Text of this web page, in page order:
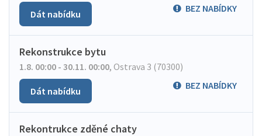
BEZ NABÍDKY
Dát nabídku
Rekonstrukce bytu
1.8. 00:00 - 30.11. 00:00, Ostrava 3 (70300)
BEZ NABÍDKY
Dát nabídku
Rekontrukce zděné chaty